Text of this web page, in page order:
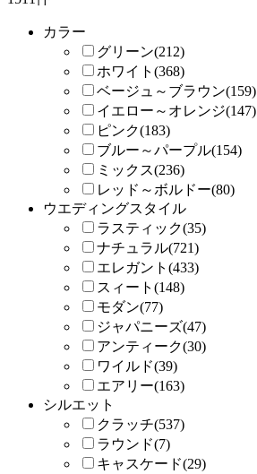
カラー
グリーン(212)
ホワイト(368)
ベージュ～ブラウン(159)
イエロー～オレンジ(147)
ピンク(183)
ブルー～パープル(154)
ミックス(236)
レッド～ボルドー(80)
ウエディングスタイル
ラスティック(35)
ナチュラル(721)
エレガント(433)
スィート(148)
モダン(77)
ジャパニーズ(47)
アンティーク(30)
ワイルド(39)
エアリー(163)
シルエット
クラッチ(537)
ラウンド(7)
キャスケード(29)